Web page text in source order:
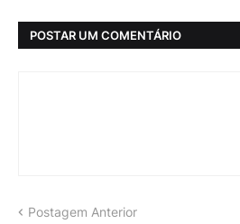
POSTAR UM COMENTÁRIO
Postagem Anterior